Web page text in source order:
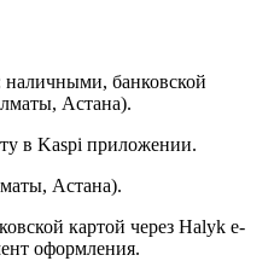
банковской
Астана).
в Kaspi приложении.
Астана).
картой через Halyk e-
оформления.